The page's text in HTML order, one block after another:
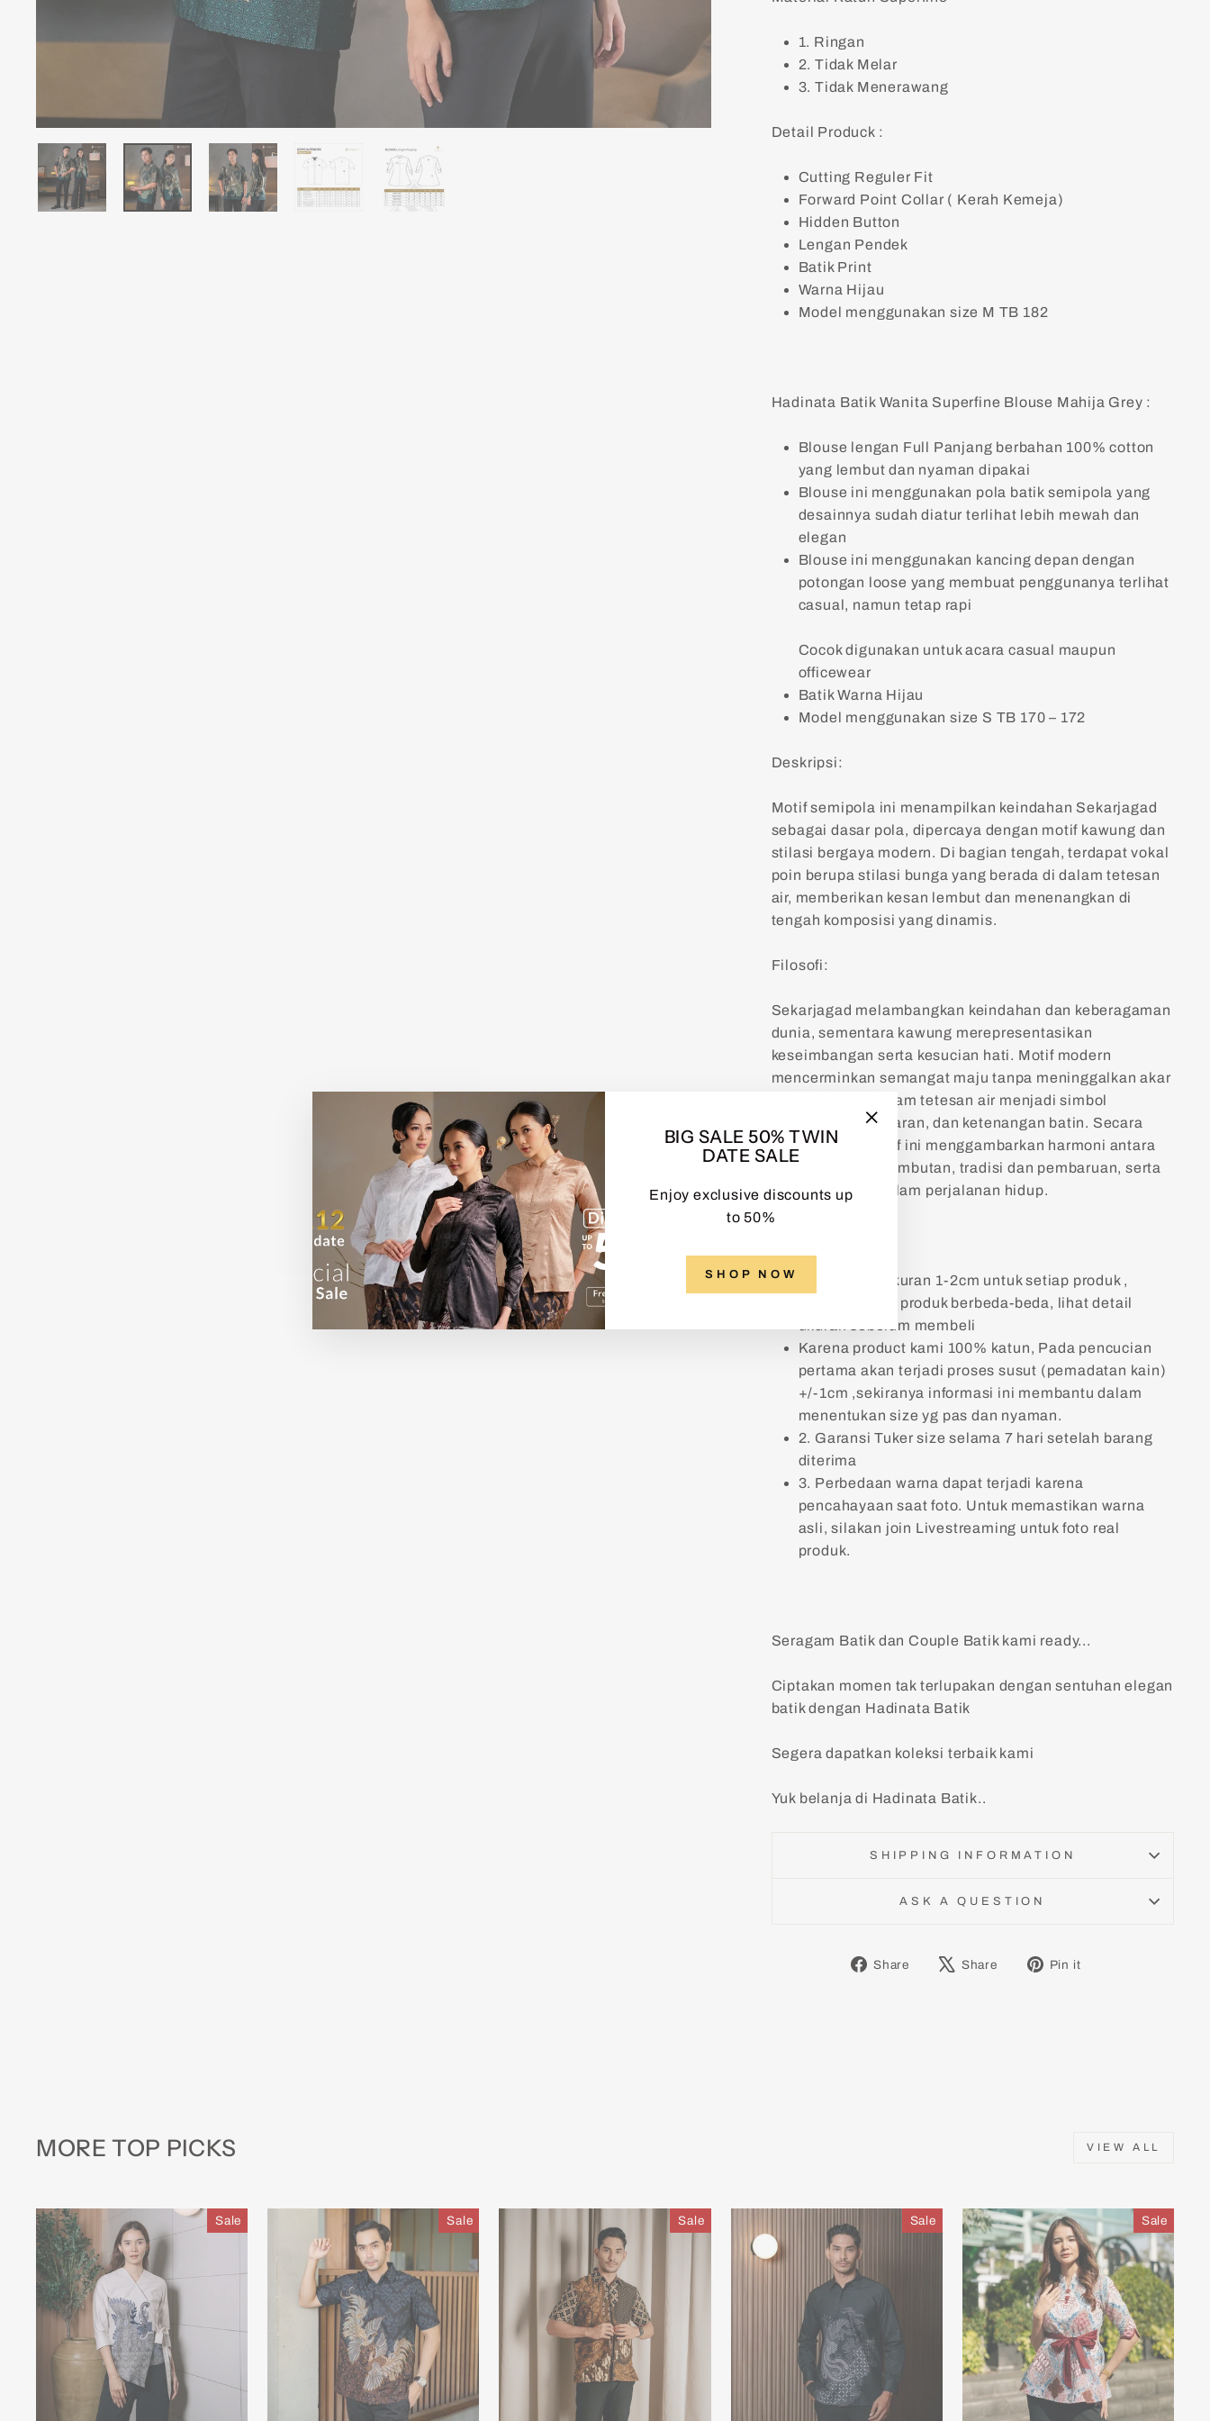
BIG SALE 50% TWIN
DATE SALE
Enjoy exclusive discounts up
to 50%
SHOP NOW
"Close
(esc)"
1. Ringan
2. Tidak Melar
3. Tidak Menerawang
Detail Produck :
Cutting Reguler Fit
Forward Point Collar ( Kerah Kemeja)
Hidden Button
Lengan Pendek
Batik Print
Warna Hijau
Model menggunakan size M TB 182
Hadinata Batik Wanita Superfine Blouse Mahija Grey :
Blouse lengan Full Panjang berbahan 100% cotton
yang lembut dan nyaman dipakai
Blouse ini menggunakan pola batik semipola yang
desainnya sudah diatur terlihat lebih mewah dan
elegan
Blouse ini menggunakan kancing depan dengan
potongan loose yang membuat penggunanya terlihat
casual, namun tetap rapi
Cocok digunakan untuk acara casual maupun
officewear
Batik Warna Hijau
Model menggunakan size S TB 170 – 172
Deskripsi:
Motif semipola ini menampilkan keindahan Sekarjagad
sebagai dasar pola, dipercaya dengan motif kawung dan
stilasi bergaya modern. Di bagian tengah, terdapat vokal
poin berupa stilasi bunga yang berada di dalam tetesan
air, memberikan kesan lembut dan menenangkan di
tengah komposisi yang dinamis.
Filosofi:
Sekarjagad melambangkan keindahan dan keberagaman
dunia, sementara kawung merepresentasikan
keseimbangan serta kesucian hati. Motif modern
mencerminkan semangat maju tanpa meninggalkan akar
tradisi. Bunga dalam tetesan air menjadi simbol
kehidupan, kesegaran, dan ketenangan batin. Secara
keseluruhan, motif ini menggambarkan harmoni antara
kekuatan dan kelembutan, tradisi dan pembaruan, serta
keseimbangan dalam perjalanan hidup.
1. Toleransi ukuran 1-2cm untuk setiap produk ,
Ukuran setiap produk berbeda-beda, lihat detail
ukuran sebelum membeli
Karena product kami 100% katun, Pada pencucian
pertama akan terjadi proses susut (pemadatan kain)
+/-1cm ,sekiranya informasi ini membantu dalam
menentukan size yg pas dan nyaman.
2. Garansi Tuker size selama 7 hari setelah barang
diterima
3. Perbedaan warna dapat terjadi karena
pencahayaan saat foto. Untuk memastikan warna
asli, silakan join Livestreaming untuk foto real
produk.
Seragam Batik dan Couple Batik kami ready...
Ciptakan momen tak terlupakan dengan sentuhan elegan
batik dengan Hadinata Batik
Segera dapatkan koleksi terbaik kami
Yuk belanja di Hadinata Batik..
SHIPPING INFORMATION
ASK A QUESTION
Share
ShareShare
TweetPin it
MORE TOP PICKS VIEW ALL
Sale Sale Sale Sale Sale